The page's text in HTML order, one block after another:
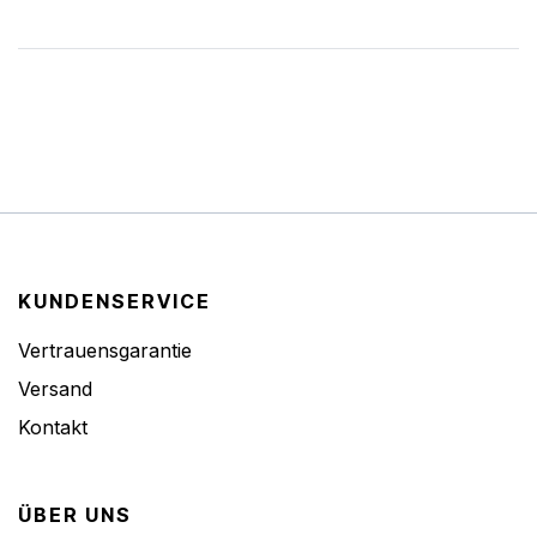
KUNDENSERVICE
Vertrauensgarantie
Versand
Kontakt
ÜBER UNS